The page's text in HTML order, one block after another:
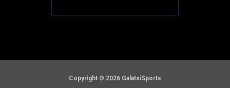
Copyright © 2026 GalatsiSports